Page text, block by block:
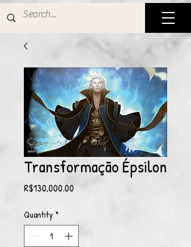
Transformação Épsilon
R$130,000.00
Quantity *